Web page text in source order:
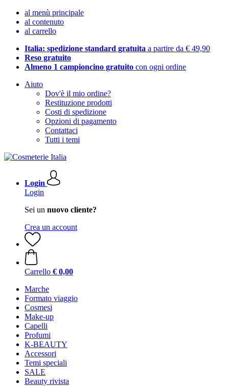
al menù principale
al contenuto
al carrello
Italia: spedizione standard gratuita a partire da € 49,90
Reso gratuito
Almeno 1 campioncino gratuito con ogni ordine
Aiuto
Dov'è il mio ordine?
Restituzione prodotti
Costi di spedizione
Opzioni di pagamento
Contattaci
Tutti i temi
Login
Login
Sei un nuovo cliente?
Crea un account
Carrello € 0,00
Marche
Formato viaggio
Cosmesi
Make-up
Capelli
Profumi
K-BEAUTY
Accessori
Temi speciali
SALE
Beauty rivista